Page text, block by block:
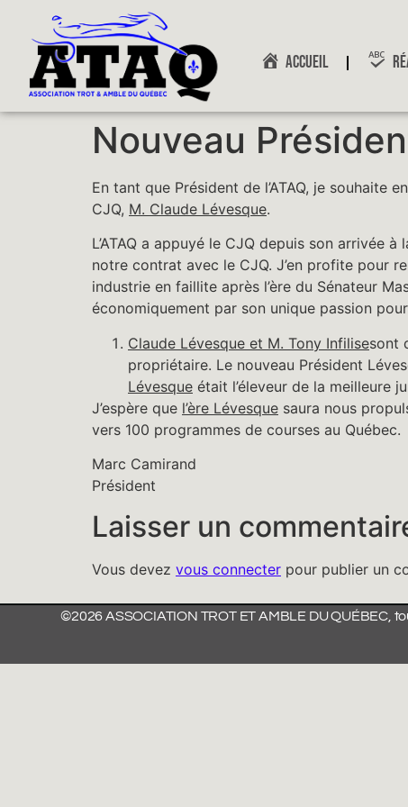
ACCUEIL
Nouveau
En tant que Président de l’ATAQ, je souhaite
CJQ, M. Claude Lévesque.
L’ATAQ a appuyé le CJQ depuis son arrivée
notre contrat avec le CJQ. J’en profite pour
industrie en faillite après l’ère du Sénateur
économiquement par son unique passion pour
Claude Lévesque et M. Tony Infilisesont
propriétaire. Le nouveau Président
Lévesque était l’éleveur de la meilleure
J’espère que l’ère Lévesque saura nous
vers 100 programmes de courses au Québec.
Marc Camirand
Président
Laisser un
Vous devez vous connecter pour publier un
©2026 ASSOCIATION TROT ET AMBLE DU QUÉBEC,